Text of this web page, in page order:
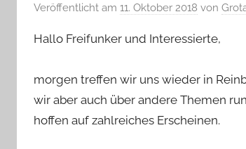
Veröffentlicht am 11. Oktober 2018 von
Hallo Freifunker und Interessierte,
morgen treffen wir uns wieder in
wir aber auch über andere Themen
hoffen auf zahlreiches Erscheinen.